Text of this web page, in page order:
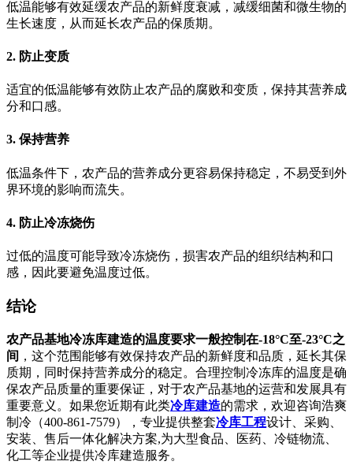
低温能够有效延缓农产品的新鲜度衰减，减缓细菌和微生物的
生长速度，从而延长农产品的保质期。
2. 防止变质
适宜的低温能够有效防止农产品的腐败和变质，保持其营养成
分和口感。
3. 保持营养
低温条件下，农产品的营养成分更容易保持稳定，不易受到外
界环境的影响而流失。
4. 防止冷冻烧伤
过低的温度可能导致冷冻烧伤，损害农产品的组织结构和口
感，因此要避免温度过低。
结论
农产品基地冷冻库建造的温度要求一般控制在-18°C至-23°C之
间 ，这个范围能够有效保持农产品的新鲜度和品质，延长其保
质期，同时保持营养成分的稳定。合理控制冷冻库的温度是确
保农产品质量的重要保证，对于农产品基地的运营和发展具有
重要意义。如果您近期有此类冷库建造的需求，欢迎咨询浩爽
制冷（400-861-7579），专业提供整套冷库工程设计、采购、
安装、售后一体化解决方案,为大型食品、医药、冷链物流、
化工等企业提供冷库建造服务。